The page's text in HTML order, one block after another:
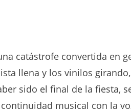
catástrofe convertida en
llena y los vinilos
sido el final de la fiesta,
musical con la